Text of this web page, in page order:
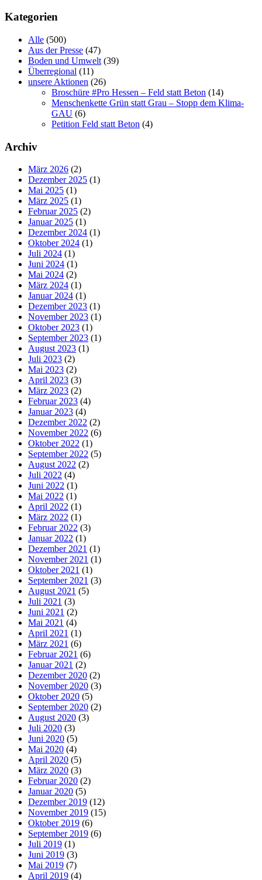
Kategorien
Alle (500)
Aus der Presse (47)
Boden und Umwelt (39)
Überregional (11)
unsere Aktionen (26)
Broschüre #Pro Hessen – Feld statt Beton (14)
Menschenkette Grün statt Grau – Stopp dem Klima-
GAU (6)
Petition Feld statt Beton (4)
Archiv
März 2026 (2)
Dezember 2025 (1)
Mai 2025 (1)
März 2025 (1)
Februar 2025 (2)
Januar 2025 (1)
Dezember 2024 (1)
Oktober 2024 (1)
Juli 2024 (1)
Juni 2024 (1)
Mai 2024 (2)
März 2024 (1)
Januar 2024 (1)
Dezember 2023 (1)
November 2023 (1)
Oktober 2023 (1)
September 2023 (1)
August 2023 (1)
Juli 2023 (2)
Mai 2023 (2)
April 2023 (3)
März 2023 (2)
Februar 2023 (4)
Januar 2023 (4)
Dezember 2022 (2)
November 2022 (6)
Oktober 2022 (1)
September 2022 (5)
August 2022 (2)
Juli 2022 (4)
Juni 2022 (1)
Mai 2022 (1)
April 2022 (1)
März 2022 (1)
Februar 2022 (3)
Januar 2022 (1)
Dezember 2021 (1)
November 2021 (1)
Oktober 2021 (1)
September 2021 (3)
August 2021 (5)
Juli 2021 (3)
Juni 2021 (2)
Mai 2021 (4)
April 2021 (1)
März 2021 (6)
Februar 2021 (6)
Januar 2021 (2)
Dezember 2020 (2)
November 2020 (3)
Oktober 2020 (5)
September 2020 (2)
August 2020 (3)
Juli 2020 (3)
Juni 2020 (5)
Mai 2020 (4)
April 2020 (5)
März 2020 (3)
Februar 2020 (2)
Januar 2020 (5)
Dezember 2019 (12)
November 2019 (15)
Oktober 2019 (6)
September 2019 (6)
Juli 2019 (1)
Juni 2019 (3)
Mai 2019 (7)
April 2019 (4)